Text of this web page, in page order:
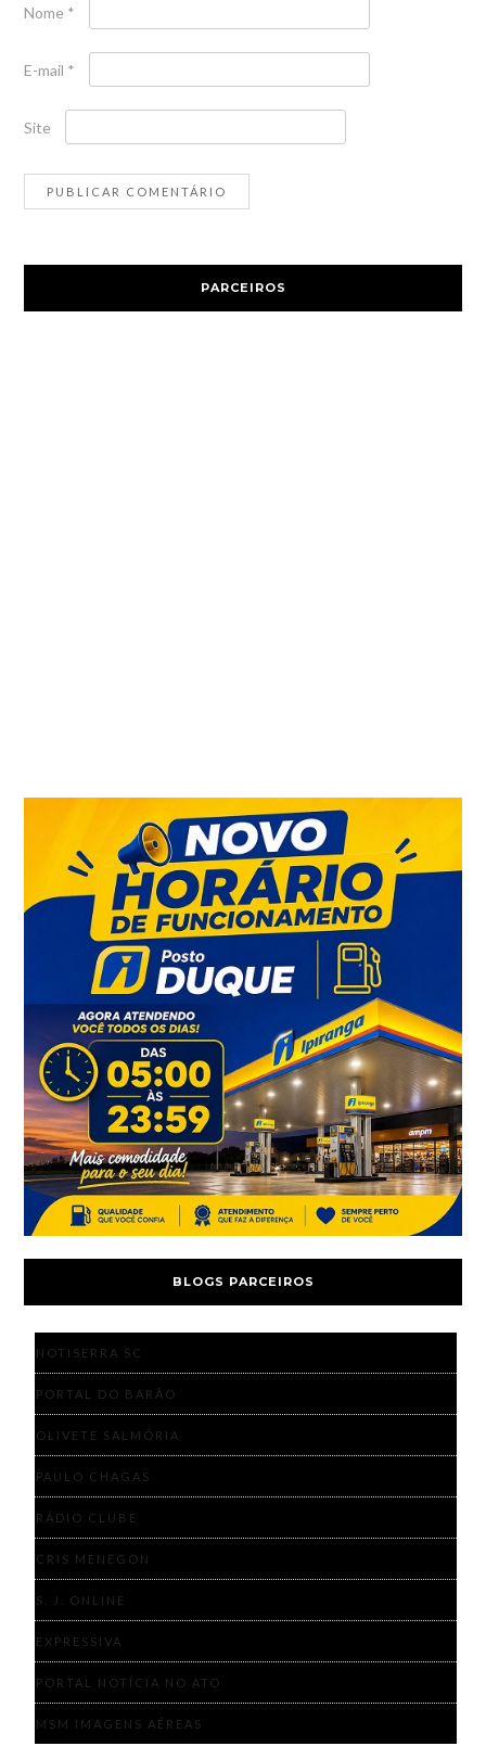
Nome *
E-mail *
Site
PARCEIROS
BLOGS PARCEIROS
NOTISERRA SC
PORTAL DO BARÃO
OLIVETE SALMÓRIA
PAULO CHAGAS
RÁDIO CLUBE
CRIS MENEGON
S. J. ONLINE
EXPRESSIVA
PORTAL NOTÍCIA NO ATO
MSM IMAGENS AÉREAS